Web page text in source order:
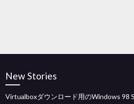
New Stories
Virtualboxダウンロード用のWindows 98